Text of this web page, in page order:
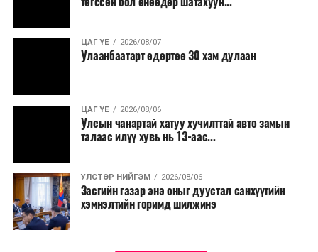
салбар бүрдээ урсгал зардлыг 20 хувиар бууруулах,
нөхөн томилгоо хийхгүй байх, аялал, амралт, зугаалга,
хамт олны урлаг, спортын арга хэмжээг зохион
байгуулахгүй байх, төрийн албанд шинэ орон тоо бий
сургалтыг цахим хэлбэрт шилжүүлэх, төрийн албан
хаагчдыг зарим өдрүүдэд цахимаар ажиллуулах арга
хэмжээг үргэлжлүүлэхийг үүрэг болголоо.
Төсвийн сахилга бат сайжирч, эдийн засгийн нөхцөл
байдал хэвийн болсон тохиолдолд эдгээр
хязгаарлалтыг үе шаттайгаар сулруулах юм.
ЦАГ ҮЕ 2026/08/07
Улаанбаатарт өдөртөө 30 хэм дулаан
ЦАГ ҮЕ 2026/08/06
Улсын чанартай хатуу хучилттай авто замын
талаас илүү хувь нь 13-аас...
УЛСТӨР НИЙГЭМ 2026/08/06
Засгийн газар энэ оныг дуустал санхүүгийн
хэмнэлтийн горимд шилжинэ